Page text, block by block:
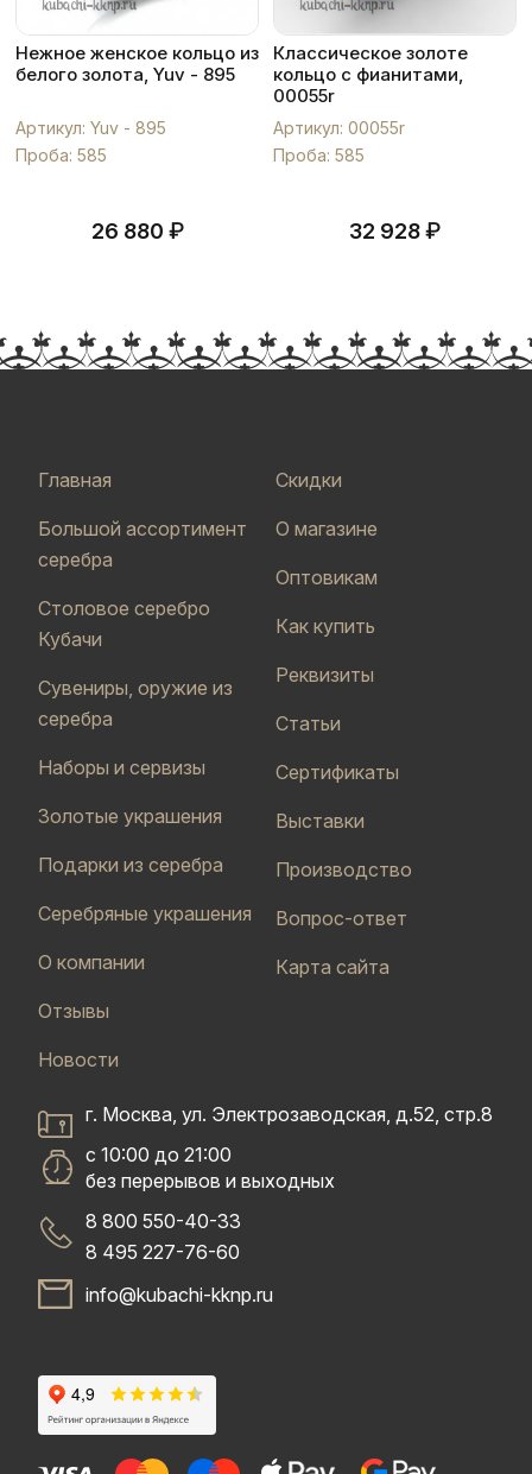
Нежное женское кольцо из
белого золота, Yuv - 895
Артикул: Yuv - 895
Проба: 585
26 880 ₽
Классическое золоте
кольцо с фианитами,
00055r
Артикул: 00055r
Проба: 585
32 928₽
Главная
Большой ассортимент
серебра
Столовое серебро
Кубачи
Сувениры, оружие из
серебра
Наборы и сервизы
Золотые украшения
Подарки из серебра
Серебряные украшения
О компании
Отзывы
Новости
Скидки
О магазине
Оптовикам
Как купить
Реквизиты
Статьи
Сертификаты
Выставки
Производство
Вопрос-ответ
Карта сайта
г. Москва, ул. Электрозаводская, д.52, стр.8
с 10:00 до 21:00
без перерывов и выходных
8 800 550-40-33
8 495 227-76-60
info@kubachi-kknp.ru